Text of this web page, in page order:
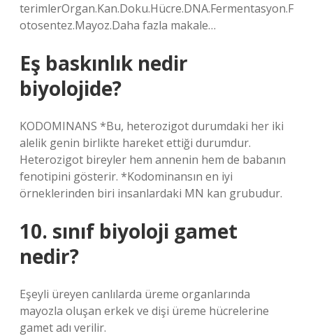
terimlerOrgan.Kan.Doku.Hücre.DNA.Fermentasyon.F
otosentez.Mayoz.Daha fazla makale…
Eş baskınlık nedir
biyolojide?
KODOMINANS *Bu, heterozigot durumdaki her iki
alelik genin birlikte hareket ettiği durumdur.
Heterozigot bireyler hem annenin hem de babanın
fenotipini gösterir. *Kodominansın en iyi
örneklerinden biri insanlardaki MN kan grubudur.
10. sınıf biyoloji gamet
nedir?
Eşeyli üreyen canlılarda üreme organlarında
mayozla oluşan erkek ve dişi üreme hücrelerine
gamet adı verilir.